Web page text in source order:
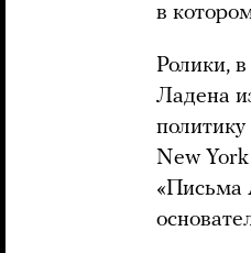
в
Ролики,
Ладена
New
«Письма